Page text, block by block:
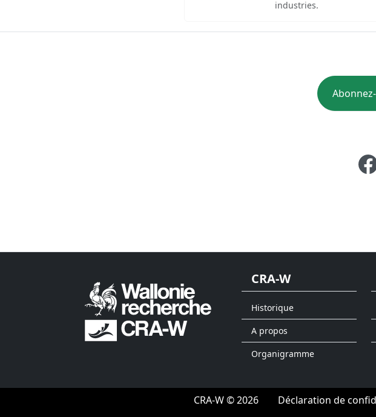
industries.
CRA-W
Historique
A propos
Organigramme
CRA-W © 2026 Déclaration de